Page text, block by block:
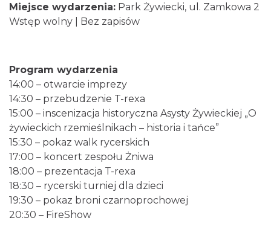
Kino Plenerowe na Hali Skrzyczeńskiej
Szczyrk
Warsztaty edukacyjne dla dzieci - owady i
spółka
Szczyrk
13.13 km
Miejsce wydarzenia: Park Żywiecki, ul. Zamkowa 2
Wstęp wolny | Bez zapisów
Program wydarzenia
14:00 – otwarcie imprezy
14:30 – przebudzenie T-rexa
15:00 – inscenizacja historyczna Asysty Żywieckiej „O
żywieckich rzemieślnikach – historia i tańce”
15:30 – pokaz walk rycerskich
17:00 – koncert zespołu Żniwa
18:00 – prezentacja T-rexa
18:30 – rycerski turniej dla dzieci
19:30 – pokaz broni czarnoprochowej
20:30 – FireShow